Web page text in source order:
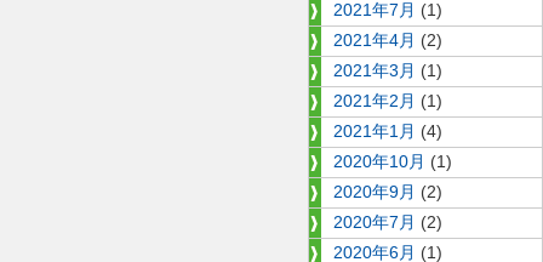
2021年7月 (1)
2021年4月 (2)
2021年3月 (1)
2021年2月 (1)
2021年1月 (4)
2020年10月 (1)
2020年9月 (2)
2020年7月 (2)
2020年6月 (1)